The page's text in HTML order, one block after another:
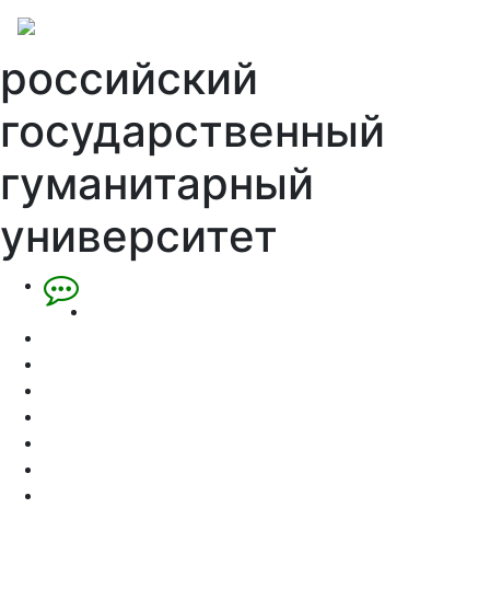
российский
государственный
гуманитарный
университет